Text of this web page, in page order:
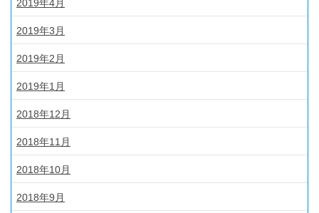
2019年4月
2019年3月
2019年2月
2019年1月
2018年12月
2018年11月
2018年10月
2018年9月